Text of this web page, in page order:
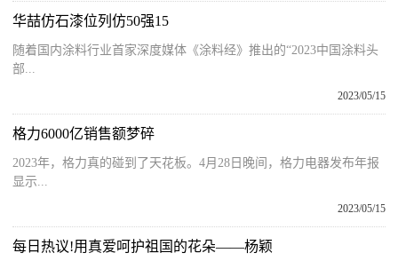
华喆仿石漆位列仿50强15
随着国内涂料行业首家深度媒体《涂料经》推出的“2023中国涂料头
部...
2023/05/15
格力6000亿销售额梦碎
2023年，格力真的碰到了天花板。4月28日晚间，格力电器发布年报
显示...
2023/05/15
每日热议!用真爱呵护祖国的花朵——杨颖